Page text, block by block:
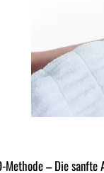
Methode – Die